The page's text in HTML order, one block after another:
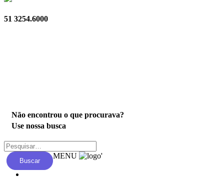
51 3254.6000
Não encontrou o que procurava?
Use nossa busca
Buscar
MENU '